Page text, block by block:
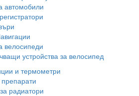
автомобили
велосипеди
устройства за велосипед
и термометри
радиатори